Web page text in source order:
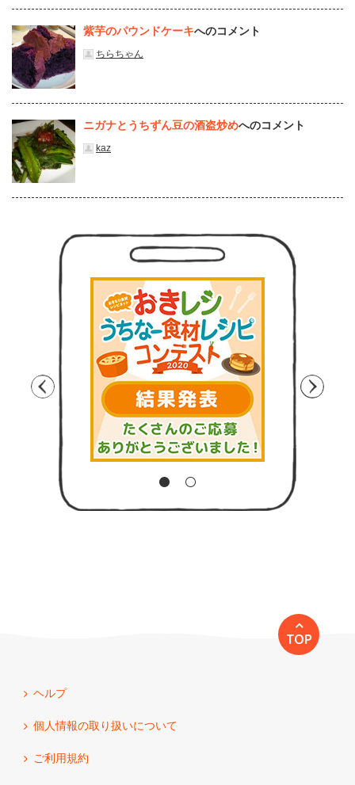
紫芋のパウンドケーキへのコメント
ちらちゃん
ニガナとうちずん豆の酒盗炒めへのコメント
kaz
TOP
ヘルプ
個人情報の取り扱いについて
ご利用規約